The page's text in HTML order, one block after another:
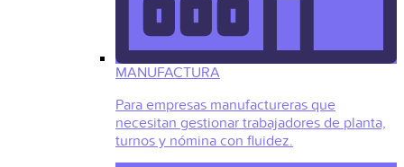
MANUFACTURA
Para empresas manufactureras que
necesitan gestionar trabajadores de planta,
turnos y nómina con fluidez.